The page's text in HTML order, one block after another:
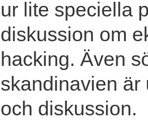
ur lite speciella
diskussion om
hacking. Även
skandinavien är
och diskussion.